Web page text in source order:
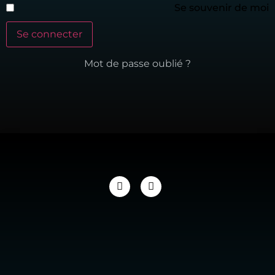
Se souvenir de moi
Mot de passe oublié ?